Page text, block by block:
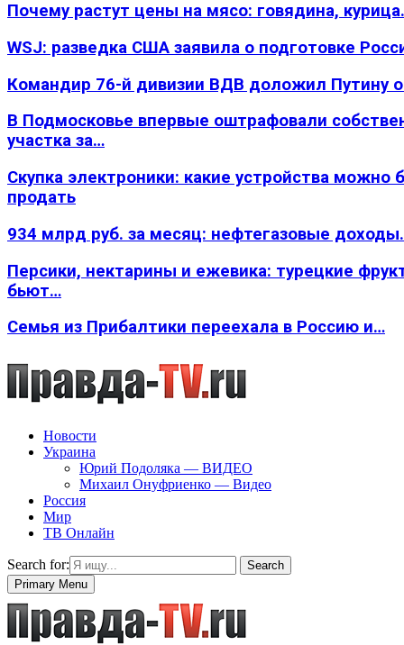
Почему растут цены на мясо: говядина,
WSJ: разведка США заявила о подготовке
Командир 76-й дивизии ВДВ доложил Путину
В Подмосковье впервые оштрафовали
участка за…
Скупка электроники: какие устройства можно
продать
934 млрд руб. за месяц: нефтегазовые
Персики, нектарины и ежевика: турецкие
бьют…
Семья из Прибалтики переехала в Россию и…
Новости
Украина
Юрий Подоляка — ВИДЕО
Михаил Онуфриенко — Видео
Россия
Мир
ТВ Онлайн
Search for:
Search
Primary Menu